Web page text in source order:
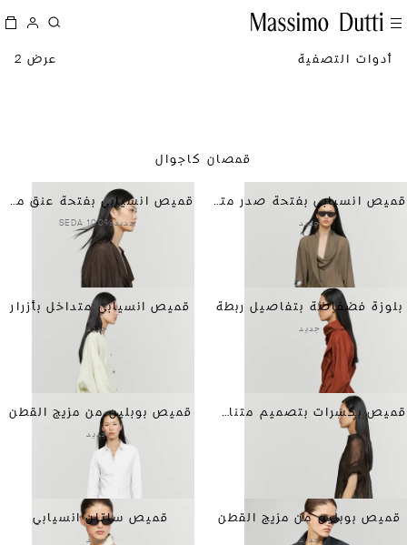
أدوات التصفية عرض 2
قمصان كاجوال
قميص انسيابي بفتحة صدر متداخلة وزم
جديد
قميص انسيابي بفتحة عنق ملتفة من الحرير 100%
جديد100% SEDA
بلوزة فضفاضة بتفاصيل ربطة
جديد
قميص انسيابي متداخل بأزرار
جديد
قميص بكسرات بتصميم متناسق قميص بوبلين من مزيج القطن
جديد
قميص بوبلين من مزيج القطن
جديد
قميص ساتان انسيابي
جديد